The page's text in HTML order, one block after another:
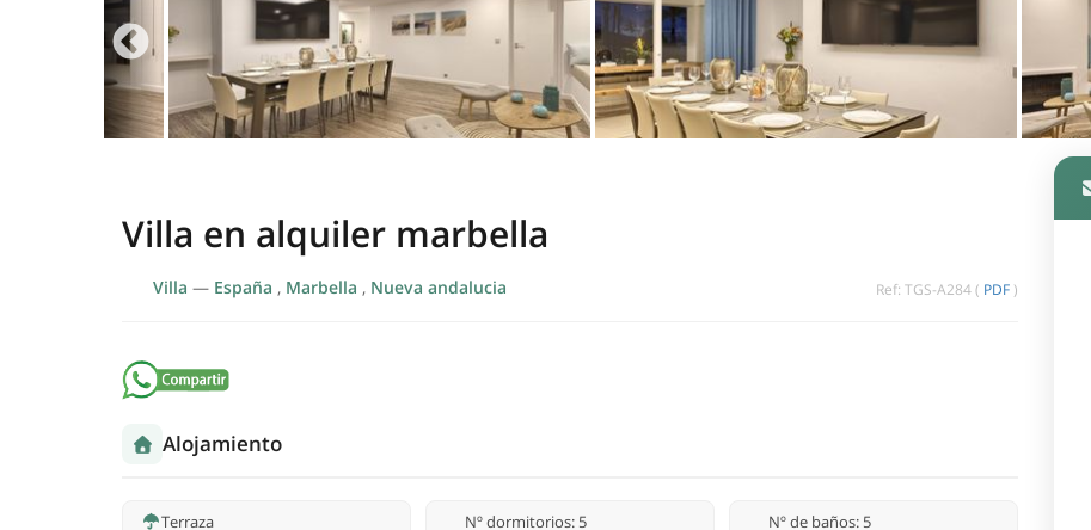
Villa en alquiler marbella
Villa — España , Marbella , Nueva andalucia Ref: TGS-A284 ( PDF )
Alojamiento
Terraza Nº dormitorios: 5 Nº de baños: 5